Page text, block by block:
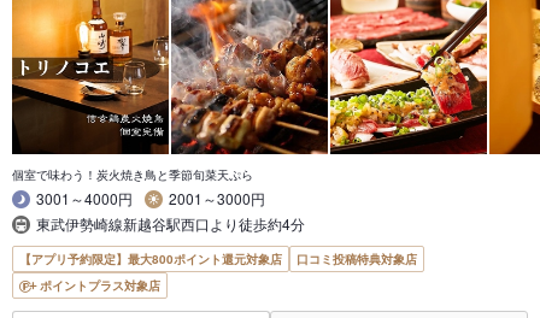
個室で味わう！炭火焼き鳥と季節旬菜天ぷら
3001～4000円
2001～3000円
東武伊勢崎線新越谷駅西口より徒歩約4分
【アプリ予約限定】最大800ポイント還元対象店
口コミ投稿特典対象店
ポイントプラス対象店